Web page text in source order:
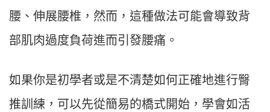
腰、伸展腰椎，然而，這種做法可能會導致背
部肌肉過度負荷進而引發腰痛。
如果你是初學者或是不清楚如何正確地進行臀
推訓練，可以先從簡易的橋式開始，學會如活